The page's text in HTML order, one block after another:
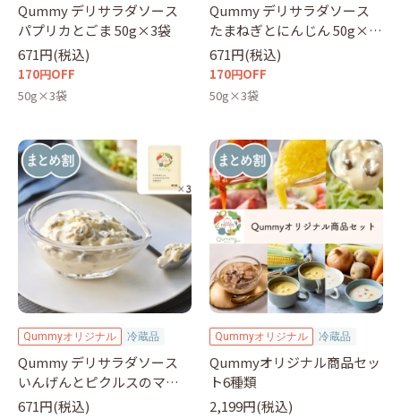
Qummy デリサラダソース
パプリカとごま 50g×3袋
671円(税込)
170円OFF
50g×3袋
Qummy デリサラダソース
たまねぎとにんじん 50g×3
袋
671円(税込)
170円OFF
50g×3袋
Qummyオリジナル 冷蔵品
Qummy デリサラダソース
いんげんとピクルスのマヨ
仕立て 50g×3袋
671円(税込)
Qummyオリジナル 冷蔵品
Qummyオリジナル商品セッ
ト6種類
2,199円(税込)